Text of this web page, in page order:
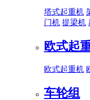
塔式起重机
门机 提梁机
欧式起
欧式起重机
车轮组